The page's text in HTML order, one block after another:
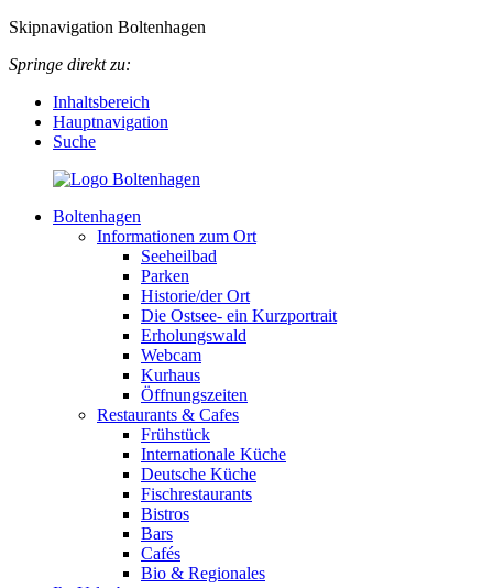
Skipnavigation Boltenhagen
Springe direkt zu:
Inhaltsbereich
Hauptnavigation
Suche
Boltenhagen
Informationen zum Ort
Seeheilbad
Parken
Historie/der Ort
Die Ostsee- ein Kurzportrait
Erholungswald
Webcam
Kurhaus
Öffnungszeiten
Restaurants & Cafes
Frühstück
Internationale Küche
Deutsche Küche
Fischrestaurants
Bistros
Bars
Cafés
Bio & Regionales